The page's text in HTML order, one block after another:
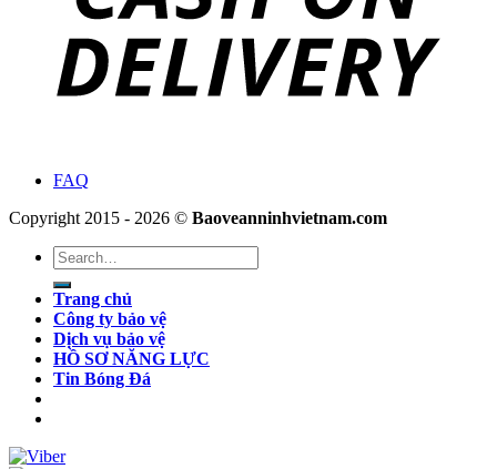
FAQ
Copyright 2015 - 2026 © Baoveanninhvietnam.com
Search
for:
Trang chủ
Công ty bảo vệ
Dịch vụ bảo vệ
HỒ SƠ NĂNG LỰC
Tin Bóng Đá